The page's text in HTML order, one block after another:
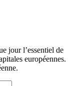
jour l’essentiel de
européennes.